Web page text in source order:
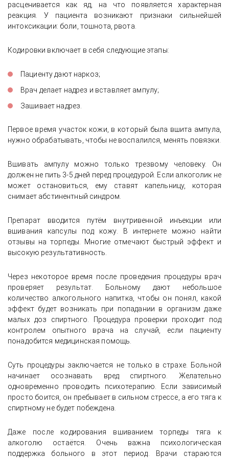
расценивается как яд, на что появляется характерная
реакция. У пациента возникают признаки сильнейшей
интоксикации: боли, тошнота, рвота.
Кодировки включает в себя следующие этапы:
Пациенту дают наркоз;
Врач делает надрез и вставляет ампулу;
Зашивает надрез.
Первое время участок кожи, в который была вшита ампула,
нужно обрабатывать, чтобы не воспалился, менять повязки.
Вшивать ампулу можно только трезвому человеку. Он
должен не пить 3-5 дней перед процедурой. Если алкоголик не
может остановиться, ему ставят капельницу, которая
снимает абстинентный синдром.
Препарат вводится путём внутривенной инъекции или
вшивания капсулы под кожу. В интернете можно найти
отзывы на торпеды. Многие отмечают быстрый эффект и
высокую результативность.
Через некоторое время после проведения процедуры врач
проверяет результат. Больному дают небольшое
количество алкогольного напитка, чтобы он понял, какой
эффект будет возникать при попадании в организм даже
малых доз спиртного. Процедура проверки проходит под
контролем опытного врача на случай, если пациенту
понадобится медицинская помощь.
Суть процедуры заключается не только в страхе. Больной
начинает осознавать вред спиртного. Желательно
одновременно проводить психотерапию. Если зависимый
просто боится, он пребывает в сильном стрессе, а его тяга к
спиртному не будет побеждена.
Даже после кодирования вшиванием торпеды тяга к
алкоголю остаётся. Очень важна психологическая
поддержка больного в этот период. Врачи стараются